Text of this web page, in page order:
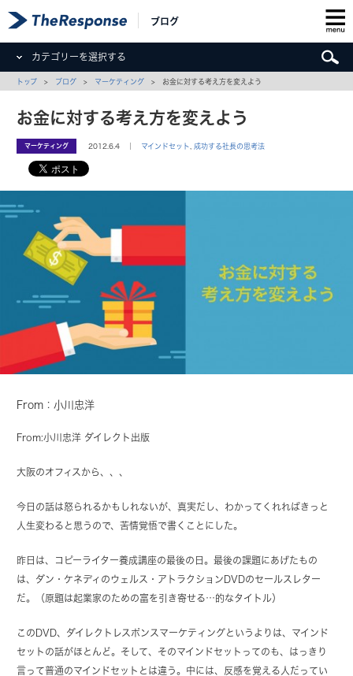
ブログ
カテゴリーを選択する
トップ > ブログ > マーケティング > お金に対する考え方を変えよう
お金に対する考え方を変えよう
マーケティング 2012.6.4 ｜ マインドセット 成功する社長の思考法
From：小川忠洋
From:小川忠洋 ダイレクト出版
大阪のオフィスから、、、
今日の話は怒られるかもしれないが、真実だし、わかってくれればきっと
人生変わると思うので、苦情覚悟で書くことにした。
昨日は、コピーライター養成講座の最後の日。最後の課題にあげたもの
は、ダン・ケネディのウェルス・アトラクションDVDのセールスレター
だ。（原題は起業家のための富を引き寄せる…的なタイトル）
このDVD、ダイレクトレスポンスマーケティングというよりは、マインド
セットの話がほとんど。そして、そのマインドセットってのも、はっきり
言って普通のマインドセットとは違う。中には、反感を覚える人だってい